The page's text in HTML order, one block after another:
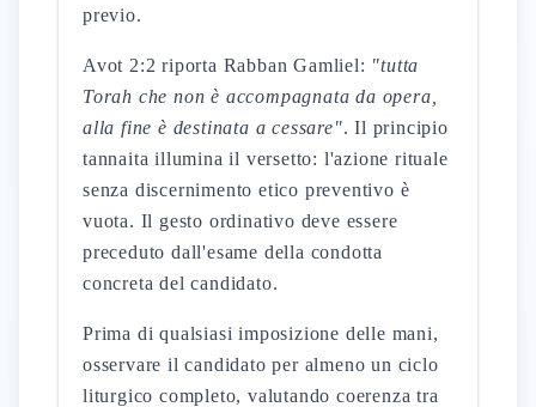
previo.
Avot 2:2 riporta Rabban Gamliel: "tutta
Torah che non è accompagnata da opera,
alla fine è destinata a cessare". Il principio
tannaita illumina il versetto: l'azione rituale
senza discernimento etico preventivo è
vuota. Il gesto ordinativo deve essere
preceduto dall'esame della condotta
concreta del candidato.
Prima di qualsiasi imposizione delle mani,
osservare il candidato per almeno un ciclo
liturgico completo, valutando coerenza tra